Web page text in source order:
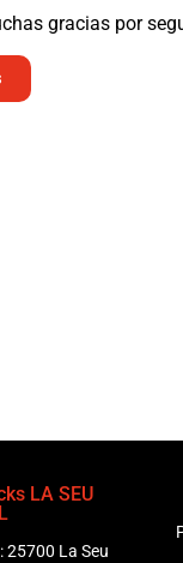
gracias por
LA SEU
25700 La Seu